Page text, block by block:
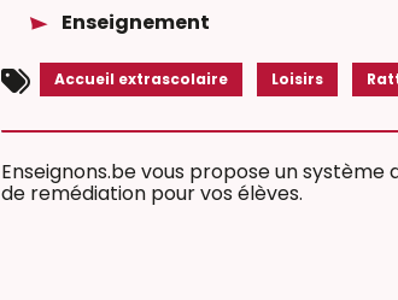
Enseignement
Accueil extrascolaire Loisirs
Enseignons.be vous propose un
de remédiation pour vos élèves.